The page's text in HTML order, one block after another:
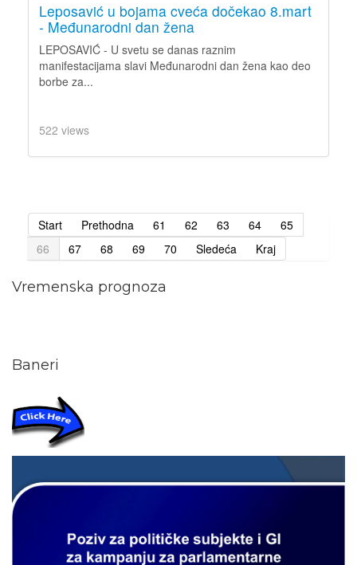
Leposavić u bojama cveća dočekao 8.mart
- Međunarodni dan žena
LEPOSAVIĆ - U svetu se danas raznim
manifestacijama slavi Međunarodni dan žena kao deo
borbe za...
522 views
Start Prethodna 61 62 63 64
65
66
67 68 69 70 Sledeća Kraj
Vremenska prognoza
Baneri